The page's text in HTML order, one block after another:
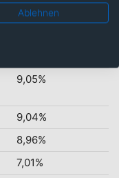
9,05%
9,04%
8,96%
7,01%
Ablehnen